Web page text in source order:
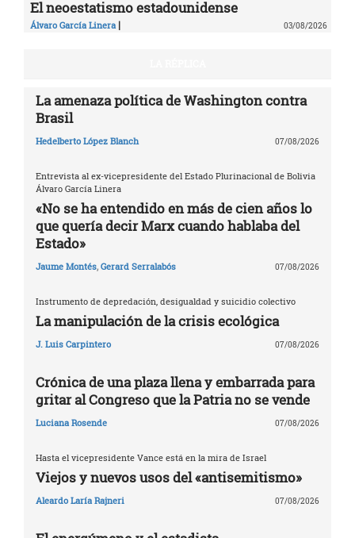
El neoestatismo estadounidense
Álvaro García Linera | 03/08/2026
La amenaza política de Washington contra
Brasil
Hedelberto López Blanch 07/08/2026
Entrevista al ex-vicepresidente del Estado Plurinacional de Bolivia
Álvaro García Linera
«No se ha entendido en más de cien años lo
que quería decir Marx cuando hablaba del
Estado»
Jaume Montés, Gerard Serralabós 07/08/2026
Instrumento de depredación, desigualdad y suicidio colectivo
La manipulación de la crisis ecológica
J. Luis Carpintero 07/08/2026
Crónica de una plaza llena y embarrada para
gritar al Congreso que la Patria no se vende
Luciana Rosende 07/08/2026
Hasta el vicepresidente Vance está en la mira de Israel
Viejos y nuevos usos del «antisemitismo»
Aleardo Laría Rajneri 07/08/2026